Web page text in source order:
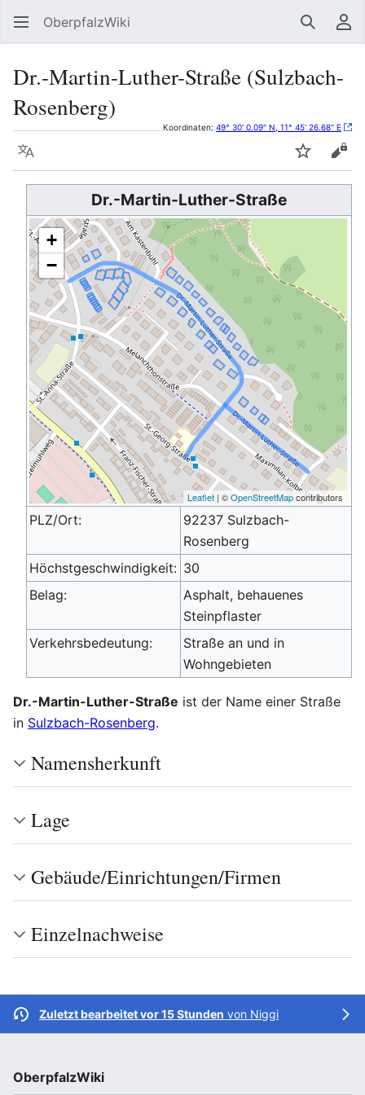
OberpfalzWiki Suchen
Dr.-Martin-Luther-Straße (Sulzbach-
Rosenberg)
Sprache
Koordinaten: 49° 30' 0.09" N, 11° 45' 26.68" E
Dr.-Martin-Luther-Straße
+
−
Leaflet | ©OpenStreetMapcontributors
PLZ/Ort:
92237 Sulzbach-
Rosenberg
Höchstgeschwindigkeit: 30
Belag:
Asphalt, behauenes
Steinpflaster
Verkehrsbedeutung:
Straße an und in
Wohngebieten
Dr.-Martin-Luther-Straße ist der Name einer Straße
in Sulzbach-Rosenberg.
Namensherkunft
Lage
Gebäude/Einrichtungen/Firmen
Einzelnachweise
Zuletzt bearbeitet vor 15 Stunden von Niggi
OberpfalzWiki